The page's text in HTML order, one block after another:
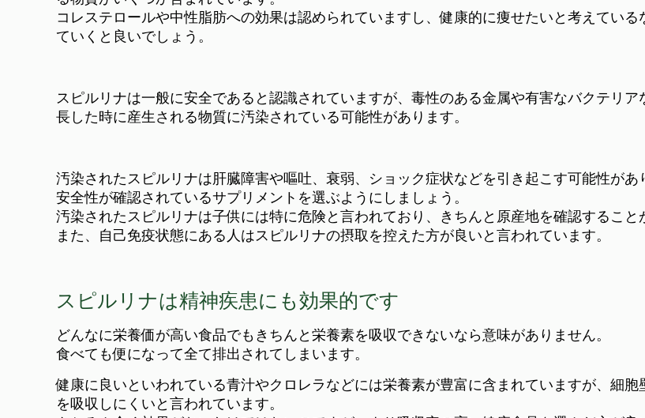
コレステロールや中性脂肪への効果は認められていますし、健康的に痩せたいと考えている
ていくと良いでしょう。
スピルリナは一般に安全であると認識されていますが、毒性のある金属や有害なバクテリア
長した時に産生される物質に汚染されている可能性があります。
汚染されたスピルリナは肝臓障害や嘔吐、衰弱、ショック症状などを引き起こす可能性があ
安全性が確認されているサプリメントを選ぶようにしましょう。
汚染されたスピルリナは子供には特に危険と言われており、きちんと原産地を確認すること
また、自己免疫状態にある人はスピルリナの摂取を控えた方が良いと言われています。
スピルリナは精神疾患にも効果的です
どんなに栄養価が高い食品でもきちんと栄養素を吸収できないなら意味がありません。
食べても便になって全て排出されてしまいます。
健康に良いといわれている青汁やクロレラなどには栄養素が豊富に含まれていますが、細胞
を吸収しにくいと言われています。